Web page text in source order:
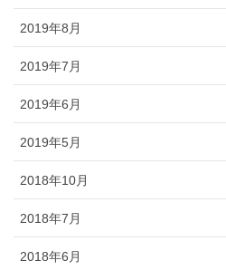
2019年8月
2019年7月
2019年6月
2019年5月
2018年10月
2018年7月
2018年6月